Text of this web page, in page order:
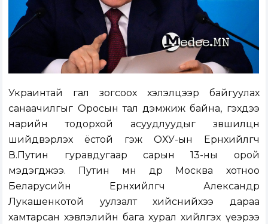
Украинтай гал зогсоох хэлэлцээр байгуулах
санаачилгыг Оросын тал дэмжиж байна, гэхдээ
нарийн тодорхой асуудлуудыг зөвшилцөн
шийдвэрлэх ёстой гэж ОХУ-ын Ерөнхийлөгч
В.Путин гуравдугаар сарын 13-ны орой
мэдэгджээ. Путин мөн өдөр Москва хотноо
Беларусийн Ерөнхийлөгч Александр
Лукашенкотой уулзалт хийснийхээ дараа
хамтарсан хэвлэлийн бага хурал хийлгэх үеэрээ